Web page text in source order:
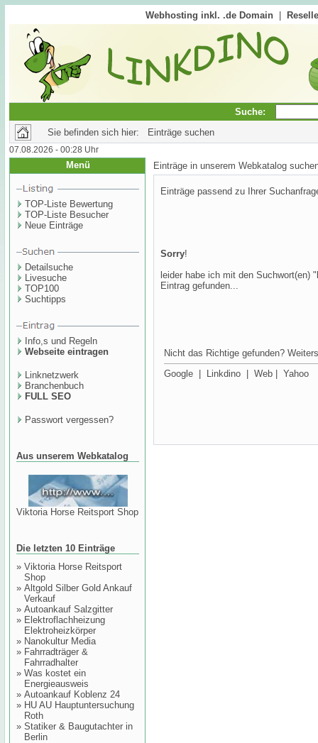
Webhosting inkl. .de Domain
Suche:
Sie befinden sich hier: Einträge suchen
07.08.2026 - 00:28 Uhr
Menü
TOP-Liste Bewertung
TOP-Liste Besucher
Neue Einträge
Detailsuche
Livesuche
TOP100
Suchtipps
Info,s und Regeln
Webseite eintragen
Linknetzwerk
Branchenbuch
FULL SEO
Passwort vergessen?
Aus unserem Webkatalog
Viktoria Horse Reitsport Shop
Die letzten 10 Einträge
» Viktoria Horse Reitsport
Shop
» Altgold Silber Gold Ankauf
Verkauf
» Autoankauf Salzgitter
» Elektroflachheizung
Elektroheizkörper
» Nanokultur Media
» Fahrradträger &
Fahrradhalter
» Was kostet ein
Energieausweis
» Autoankauf Koblenz 24
» HU AU Hauptuntersuchung
Roth
» Statiker & Baugutachter in
Berlin
Einträge in unserem Webkatalog
Einträge passend zu Ihrer
Sorry!
leider habe ich mit den Suchwort(en) "
Eintrag gefunden...
Nicht das Richtige gefunden?
Google
Linkdino Web Yahoo